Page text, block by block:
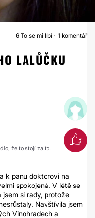
OTOPLASTIKA
6 To se mi líbí 1 komentář
LALŮČKU
že to stojí za to.
k panu doktorovi na
spokojená. V létě se
jsem si rady, protože
Navštívila jsem
Vinohradech a